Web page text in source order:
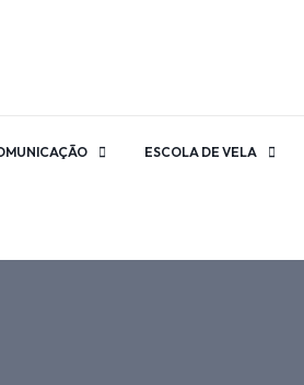
ESCOLA DE VELA